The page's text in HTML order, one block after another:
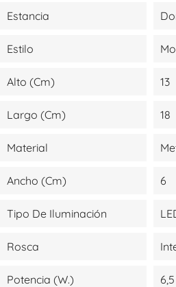
Estancia
Estilo
Alto (cm) 13
Largo (cm) 18
Material
Ancho (cm) 6
Tipo De Iluminación
Rosca
Potencia (W.) 6,5